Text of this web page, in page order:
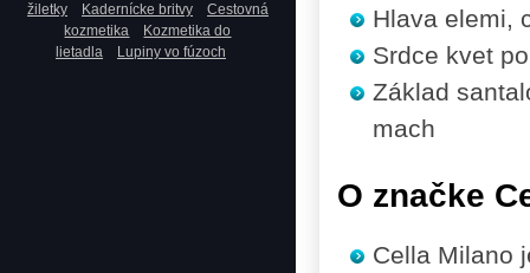
žiletky
Kadernícke britvy
Cestovná
kozmetika
Kozmetika do
lietadla
Lupiny vo fúzoch
Hlavaelemi,
Srdce kvet
Základ
mach
O značke
Cella Milano